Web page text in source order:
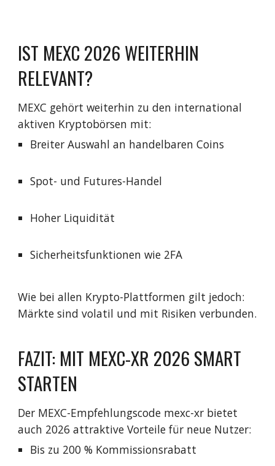
IST MEXC 2026 WEITERHIN
RELEVANT?
MEXC gehört weiterhin zu den international
aktiven Kryptobörsen mit:
Breiter Auswahl an handelbaren Coins
Spot- und Futures-Handel
Hoher Liquidität
Sicherheitsfunktionen wie 2FA
Wie bei allen Krypto-Plattformen gilt jedoch:
Märkte sind volatil und mit Risiken verbunden.
FAZIT: MIT MEXC-XR 2026 SMART
STARTEN
Der MEXC-Empfehlungscode mexc-xr bietet
auch 2026 attraktive Vorteile für neue Nutzer:
Bis zu 200 % Kommissionsrabatt